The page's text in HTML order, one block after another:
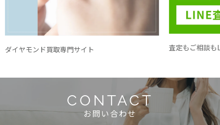
ダイヤモンド買取専門サイト 査定もご相談も
CONTACT
お問い合わせ